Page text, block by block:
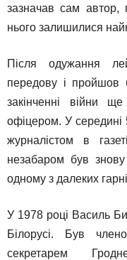
зазначав сам автор,
нього залишилися
Після одужання
передову і
закінченні війни
офіцером. У середині
журналістом в
незабаром був
одному з далеких
У 1978 році Василь
Білорусі. Був
секретарем